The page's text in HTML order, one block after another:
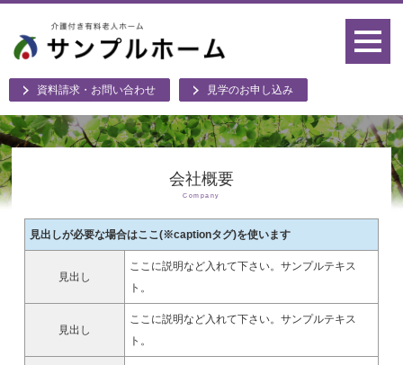
資料請求・お問い合わせ 見学のお申し込み
会社概要
Company
見出しが必要な場合はここ(※captionタグ)を使います
見出し
ここに説明など入れて下さい。サンプルテキス
ト。
見出し
ここに説明など入れて下さい。サンプルテキス
ト。